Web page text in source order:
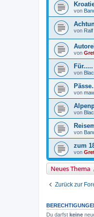
von
von
von
Für.....
von
von
von
von
zum
von
Neues Thema
Zurück zur
Du darfst keine